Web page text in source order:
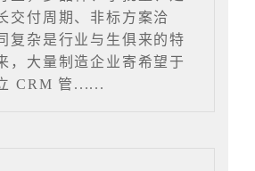
交付周期、非标方案洽
复杂是行业与生俱来的特
，大量制造企业寄希望于
CRM 管......